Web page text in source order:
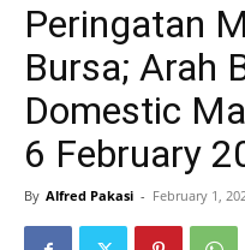
Peringatan
Bursa; Arah
Domestic
6 February
By Alfred Pakasi - February 1,